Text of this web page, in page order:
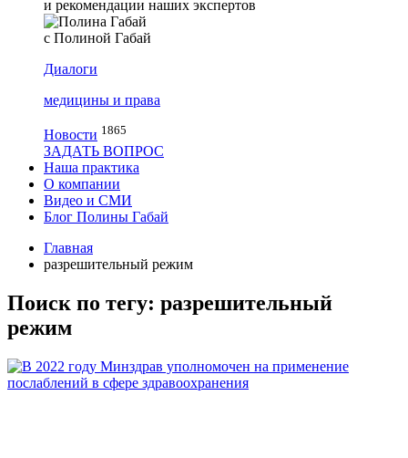
и рекомендации наших экспертов
с Полиной Габай
Диалоги
медицины и права
Новости 1865
ЗАДАТЬ ВОПРОС
Наша практика
О компании
Видео и СМИ
Блог Полины Габай
Главная
разрешительный режим
Поиск по тегу: разрешительный
режим